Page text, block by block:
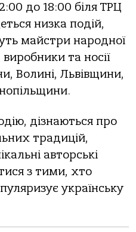
до 18:00 біля ТРЦ
низка подій,
майстри народної
та носії
Волині, Львівщини,
дізнаються про
традицій,
авторські
з тими, хто
українську